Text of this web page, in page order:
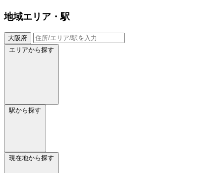
地域エリア・駅
大阪府
エリアから探す
駅から探す
現在地から探す